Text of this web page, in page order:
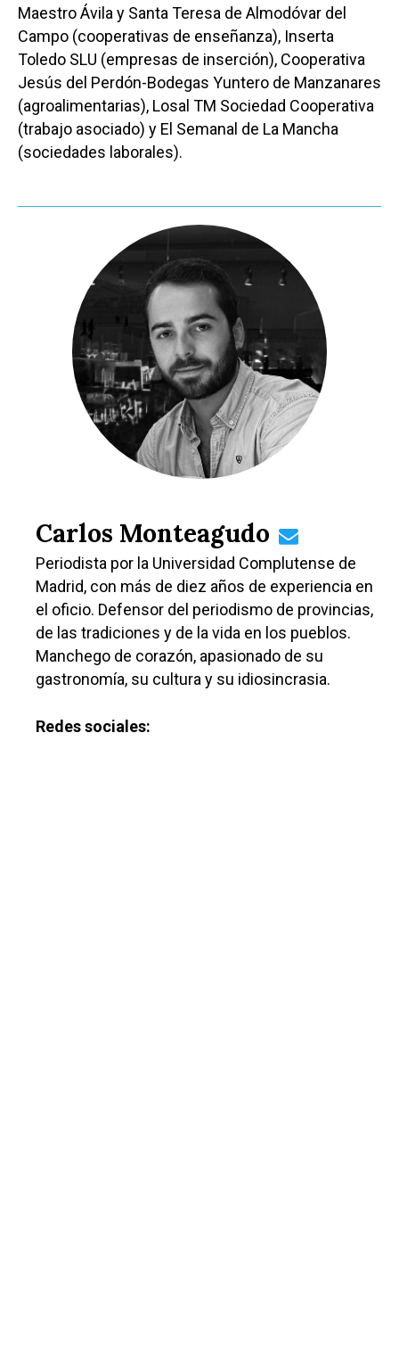
Maestro Ávila y Santa Teresa de Almodóvar del
Campo (cooperativas de enseñanza), Inserta
Toledo SLU (empresas de inserción), Cooperativa
Jesús del Perdón-Bodegas Yuntero de Manzanares
(agroalimentarias), Losal TM Sociedad Cooperativa
(trabajo asociado) y El Semanal de La Mancha
(sociedades laborales).
Carlos Monteagudo
Periodista por la Universidad Complutense de
Madrid, con más de diez años de experiencia en
el oficio. Defensor del periodismo de provincias,
de las tradiciones y de la vida en los pueblos.
Manchego de corazón, apasionado de su
gastronomía, su cultura y su idiosincrasia.
Redes sociales:
Castilla-La
Toledo
Ciudad Real
Albacete
Talavera
Sanidad
Economía
Educación
Deportes
Sucesos
Medio Ambiente
Planeta Rural
Especiales
Política
Galerías